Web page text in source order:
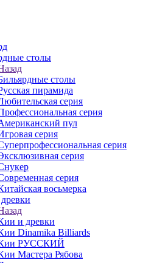
столы
столы
пирамида
серия
серия
пул
серия
серия
серия
серия
восьмерка
и древки
Dinamika Billiards
РУССКИЙ
Мастера Рябова